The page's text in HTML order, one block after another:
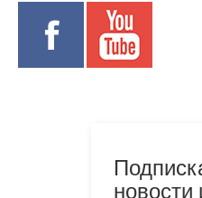
новости